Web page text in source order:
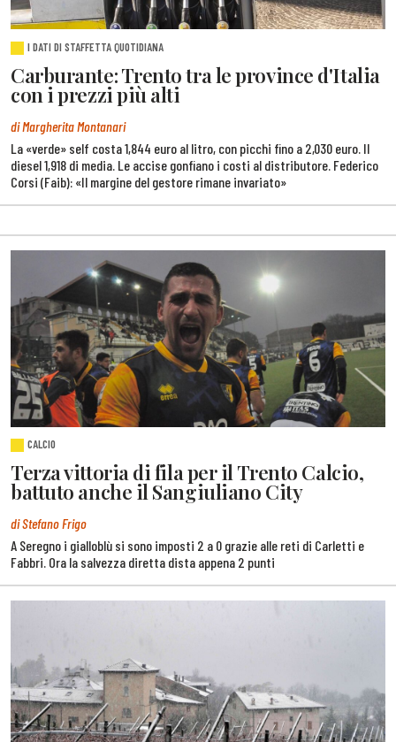
I DATI DI STAFFETTA QUOTIDIANA
Carburante: Trento tra le province d'Italia
con i prezzi più alti
di Margherita Montanari
La «verde» self costa 1,844 euro al litro, con picchi fino a 2,030 euro. Il
diesel 1,918 di media. Le accise gonfiano i costi al distributore. Federico
Corsi (Faib): «Il margine del gestore rimane invariato»
CALCIO
Terza vittoria di fila per il Trento Calcio,
battuto anche il Sangiuliano City
di Stefano Frigo
A Seregno i gialloblù si sono imposti 2 a 0 grazie alle reti di Carletti e
Fabbri. Ora la salvezza diretta dista appena 2 punti